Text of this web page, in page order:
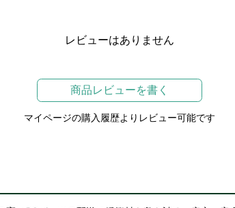
レビューはありません
商品レビューを書く
マイページの購入履歴よりレビュー可能です